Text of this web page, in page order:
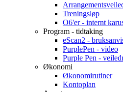
Treningsløp
O6'er - internt
Program - tidtaking
eScan2 -
PurplePen - video
Purple Pen -
Økonomi
Økonomirutiner
Kontoplan